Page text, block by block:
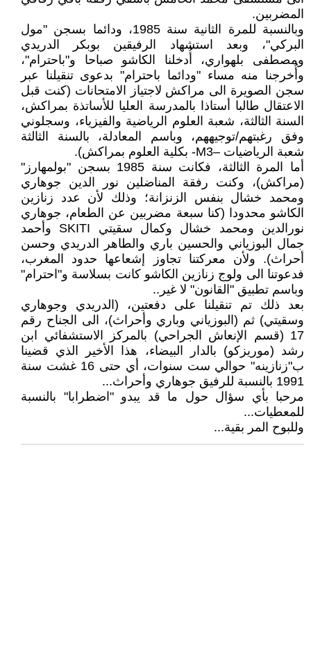
المضربين.
وبالنسبة للمرة الثانية سنة 1985، ودائما بسجن "مول
البركي"، وبعد استشهاد الرفيقين بوبكر الدريدي
ومصطفى بلهواري، أُدخلنا الكاشو صباحا و"باحترام"،
وأُخرجنا منه مساء "ودائما باحترام" بدعوى تنقيلنا عبر
سجن الصويرة الى مراكش لاجتياز الامتحانات (كنت قبل
الاعتقال طالبا أستاذا بالمدرسة العليا للأساتذة بمراكش،
السنة الثالثة، شعبة العلوم الرياضية والفيزياء، وسجلوني
وفق رغبتهم/توجيههم، وباسم المعادلة، بالسنة الثالثة
شعبة الرياضيات –M3- بكلية العلوم بمراكش).
أما المرة الثالثة، فكانت سنة 1985 بسجن "بولمهارز"
(مراكش)، وكنت رفقة المناضلين نور الدين جوهاري
ومحمد خشال بنفس الزنزانة؛ وذلك لأن عدد زنازين
الكاشو محدودا (كنا سبعة مضربين عن الطعام، جوهاري
نورالدين ومحمد خشال وكمال سقيتي SKITI وأحمد
جمال البوزياني والحسين باري والطاهر الدريدي وحسن
أحراث). ولأن معركتنا تجاوز إشعاعها حدود المغرب،
فدعوتنا الى ولوج زنازين الكاشو كانت بسلاسة و"احترام"
وباسم تطبيق "القانون" لا غير..
بعد ذلك تم تنقيلنا على دفعتين، (الدريدي وجوهاري
وسقيتي) ثم (البوزياني وباري وأحراث)، الى الجناح رقم
17 (قسم الإنعاش الجراحي) بالمركز الاستشفائي ابن
رشد (موريزكو) بالدار البيضاء، هذا الأخير الذي قضينا
ب"زنازينه" حوالي ست سنوات، أي حتى 16 غشت سنة
1991 بالنسبة للرفيق جوهاري وأحراث...
مرحبا بأي سؤال حول ما قد يبدو "اضطرابا" بالنسبة
للمعطيات...
وللبوح المر بقية...